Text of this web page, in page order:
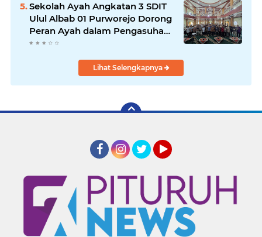
Sekolah Ayah Angkatan 3 SDIT
Ulul Albab 01 Purworejo Dorong
Peran Ayah dalam Pengasuhan
Anak
Lihat Selengkapnya